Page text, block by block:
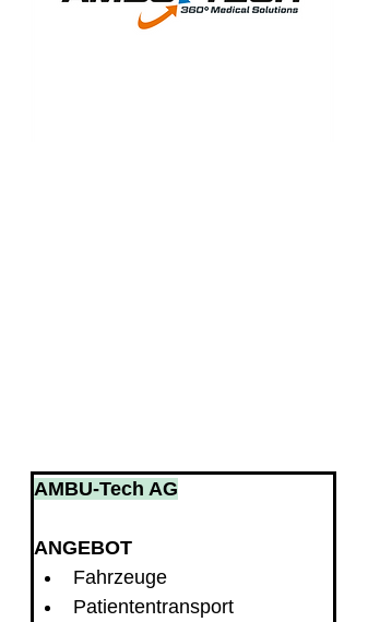
AMBU-Tech AG
ANGEBOT
Fahrzeuge
Patiententransport